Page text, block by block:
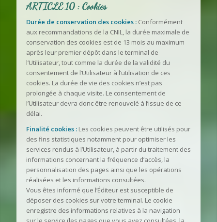
ARTICLE 10 : Cookies
Durée de conservation des cookies : Conformément
aux recommandations de la CNIL, la durée maximale de
conservation des cookies est de 13 mois au maximum
après leur premier dépôt dans le terminal de
l’Utilisateur, tout comme la durée de la validité du
consentement de l’Utilisateur à l’utilisation de ces
cookies. La durée de vie des cookies n’est pas
prolongée à chaque visite. Le consentement de
l’Utilisateur devra donc être renouvelé à l’issue de ce
délai.
Finalité cookies : Les cookies peuvent être utilisés pour
des fins statistiques notamment pour optimiser les
services rendus à l’Utilisateur, à partir du traitement des
informations concernant la fréquence d’accès, la
personnalisation des pages ainsi que les opérations
réalisées et les informations consultées.
Vous êtes informé que l’Éditeur est susceptible de
déposer des cookies sur votre terminal. Le cookie
enregistre des informations relatives à la navigation